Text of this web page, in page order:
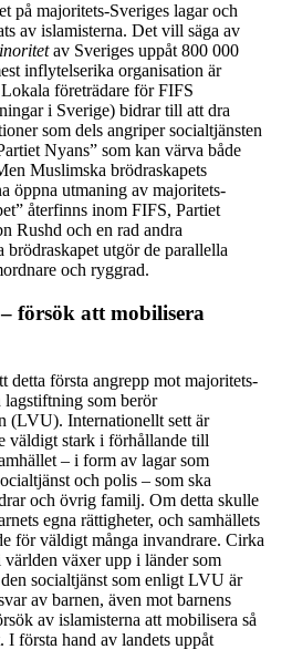
på majoritets-Sveriges lagar och
av islamisterna. Det vill säga av
av Sveriges uppåt 800 000
inflytelserika organisation är
företrädare för FIFS
i Sverige) bidrar till att dra
som dels angriper socialtjänsten
Nyans” som kan värva både
Muslimska brödraskapets
öppna utmaning av majoritets-
återfinns inom FIFS, Partiet
Rushd och en rad andra
brödraskapet utgör de parallella
och ryggrad.
försök att mobilisera
detta första angrepp mot majoritets-
som berör
(LVU). Internationellt sett är
väldigt stark i förhållande till
– i form av lagar som
och polis – som ska
och övrig familj. Om detta skulle
egna rättigheter, och samhällets
för väldigt många invandrare. Cirka
växer upp i länder som
socialtjänst som enligt LVU är
av barnen, även mot barnens
av islamisterna att mobilisera så
första hand av landets uppåt